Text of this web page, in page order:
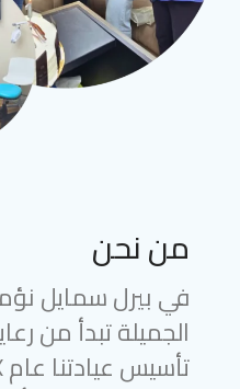
من نحن
في بيرل سمايل
الجميلة تبدأ من